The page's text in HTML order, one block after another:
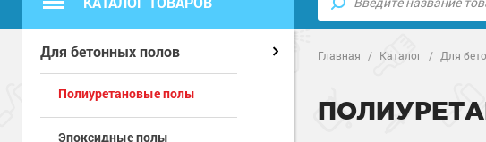
Полимерные наливные полы Полиуретановые полы
Для бетонных полов
Главная / Каталог / Для
Для бетонных полов
Полиуретановые полы
Эпоксидные полы